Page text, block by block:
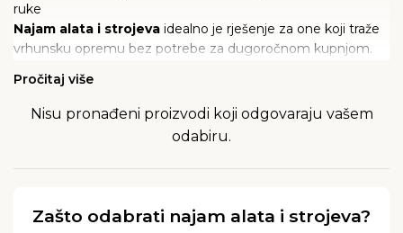
ruke
Najam alata i strojeva idealno je rješenje za one koji traže
vrhunsku opremu bez potrebe za dugoročnom kupnjom.
doma ili manjim popravcima, naš asortiman alata i strojeva
omogućuje vam obavljanje posla brzo, efikasno i
fleksibilne uvjete najma, prilagodite korištenje opreme
Pročitaj više
Nisu pronađeni proizvodi koji odgovaraju vašem
odabiru.
Zašto odabrati najam alata i strojeva?